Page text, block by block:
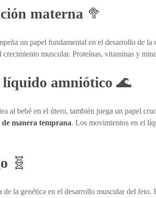
materna 🥦
un papel fundamental en el desarrollo de
crecimiento muscular. Proteínas, vitaminas y
amniótico 🌊
al bebé en el útero, también juega un papel
de manera temprana. Los movimientos en el
🧬
la genética en el desarrollo muscular del